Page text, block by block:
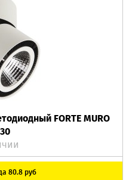
FORTE MURO
80.8 руб